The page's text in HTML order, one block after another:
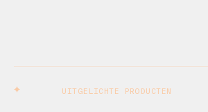
UITGELICHTE PRODUCTEN